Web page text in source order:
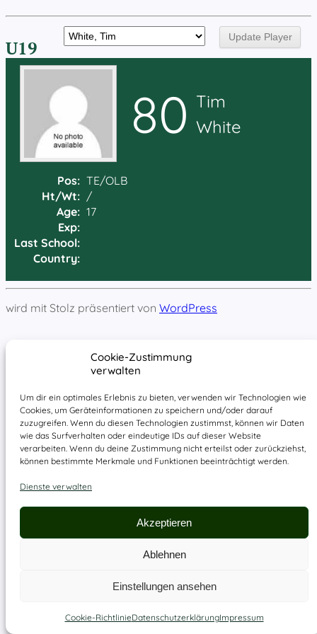
Cookie-Zustimmung
verwalten
Um dir ein optimales Erlebnis zu bieten, verwenden wir Technologien wie
Cookies, um Geräteinformationen zu speichern und/oder darauf
zuzugreifen. Wenn du diesen Technologien zustimmst, können wir Daten
wie das Surfverhalten oder eindeutige IDs auf dieser Website
verarbeiten. Wenn du deine Zustimmung nicht erteilst oder zurückziehst,
können bestimmte Merkmale und Funktionen beeinträchtigt werden.
Dienste verwalten
Akzeptieren
Ablehnen
Einstellungen ansehen
Cookie-RichtlinieDatenschutzerklärungImpressum
U19
80 Tim
White
Pos: TE/OLB
Ht/Wt: /
Age: 17
Exp:
Last School:
Country:
wird mit Stolz präsentiert von WordPress